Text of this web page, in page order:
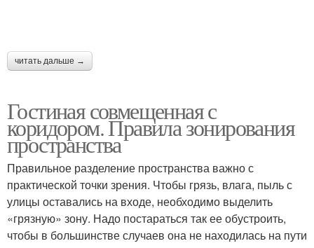
читать дальше →
Гостиная совмещенная с
коридором. Правила зонирования
пространства
Правильное разделение пространства важно с
практической точки зрения. Чтобы грязь, влага, пыль с
улицы оставались на входе, необходимо выделить
«грязную» зону. Надо постараться так ее обустроить,
чтобы в большинстве случаев она не находилась на пути